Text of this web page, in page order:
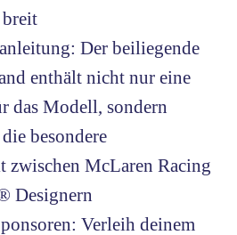
Der beiliegende
enthält nicht nur eine
das Modell, sondern
besondere
zwischen McLaren Racing
Designern
Verleih deinem